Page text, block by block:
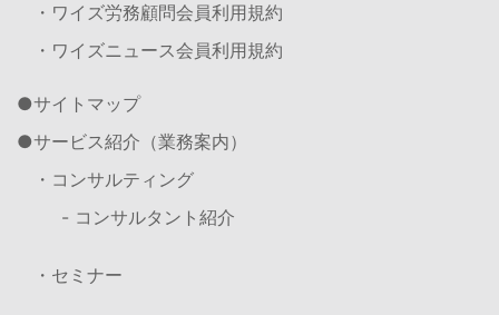
・ワイズ労務顧問会員利用規約
・ワイズニュース会員利用規約
サイトマップ
サービス紹介（業務案内）
・コンサルティング
- コンサルタント紹介
・セミナー